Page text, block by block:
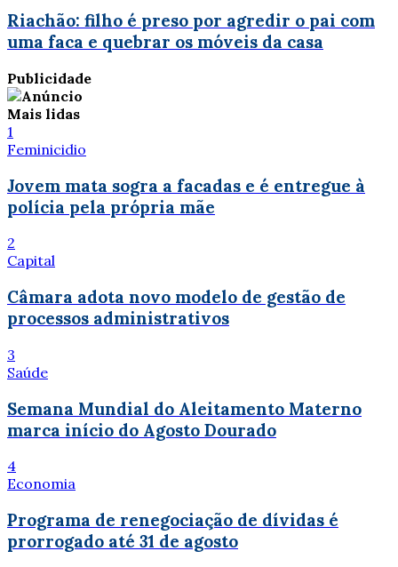
Riachão: filho é preso por agredir o pai com
uma faca e quebrar os móveis da casa
Publicidade
Mais lidas
1
Feminicidio
Jovem mata sogra a facadas e é entregue à
polícia pela própria mãe
2
Capital
Câmara adota novo modelo de gestão de
processos administrativos
3
Saúde
Semana Mundial do Aleitamento Materno
marca início do Agosto Dourado
4
Economia
Programa de renegociação de dívidas é
prorrogado até 31 de agosto